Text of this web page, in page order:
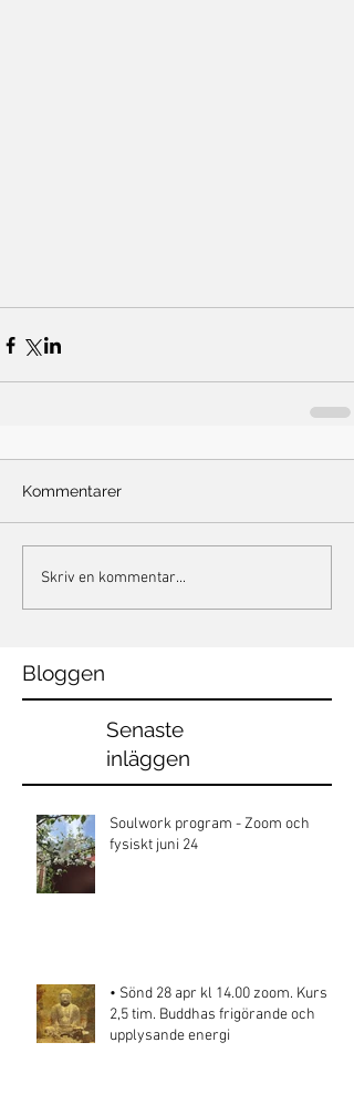
Kommentarer
Skriv en kommentar...
Bloggen
Senaste
inläggen
Soulwork program - Zoom och
fysiskt juni 24
• Sönd 28 apr kl 14.00 zoom. Kurs
2,5 tim. Buddhas frigörande och
upplysande energi